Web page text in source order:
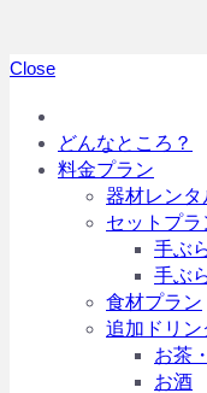
Close
どんなところ？
料金プラン
器材レンタ
セットプラ
手ぶ
手ぶ
食材プラン
追加ドリン
お茶
お酒